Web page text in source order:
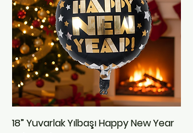
18” Yuvarlak Yılbaşı Happy New Year